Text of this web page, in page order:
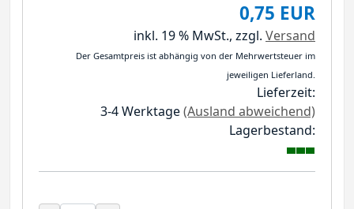
0,75 EUR
inkl. 19 % MwSt., zzgl. Versand
Der Gesamtpreis ist abhängig von der Mehrwertsteuer im
jeweiligen Lieferland.
Lieferzeit:
3-4 Werktage(Ausland abweichend)
Lagerbestand: